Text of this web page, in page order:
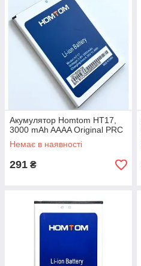
Акумулятор Homtom HT17,
3000 mAh AAAA Original PRC
Немає в наявності
291 ₴